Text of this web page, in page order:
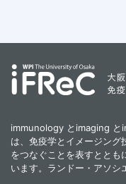
immunology とimaging と
は、免疫学とイメージング
をつなぐことを表すととも
います。ランドー・アソシ